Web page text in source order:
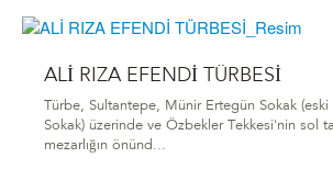
ALİ RIZA EFENDİ TÜRBESİ
Türbe, Sultantepe, Münir Ertegün Sokak (eski
Sokak) üzerinde ve Özbekler Tekkesi'nin sol
mezarlığın önünd...